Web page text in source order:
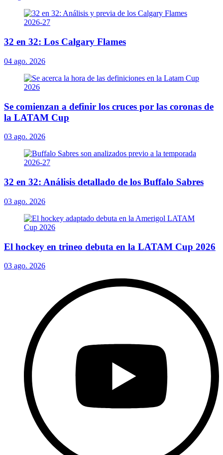
32 en 32: Los Calgary Flames
04 ago. 2026
Se comienzan a definir los cruces por las coronas de
la LATAM Cup
03 ago. 2026
32 en 32: Análisis detallado de los Buffalo Sabres
03 ago. 2026
El hockey en trineo debuta en la LATAM Cup 2026
03 ago. 2026